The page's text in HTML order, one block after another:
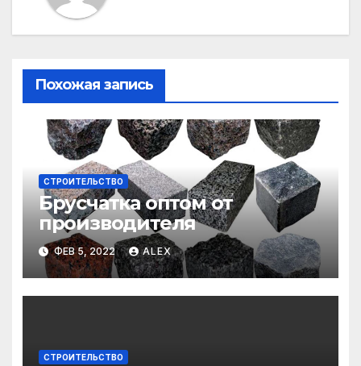
Похожая запись
СТРОИТЕЛЬСТВО
Брусчатка оптом от
производителя
ФЕВ 5, 2022 ALEX
СТРОИТЕЛЬСТВО